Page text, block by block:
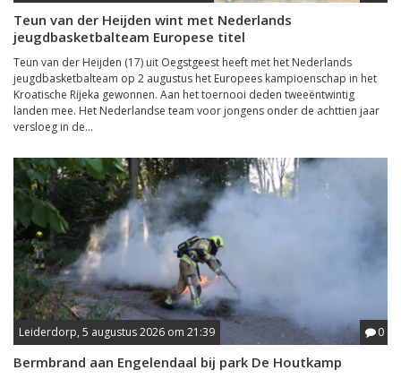
Teun van der Heijden wint met Nederlands
jeugdbasketbalteam Europese titel
Teun van der Heijden (17) uit Oegstgeest heeft met het Nederlands
jeugdbasketbalteam op 2 augustus het Europees kampioenschap in het
Kroatische Rijeka gewonnen. Aan het toernooi deden tweeëntwintig
landen mee. Het Nederlandse team voor jongens onder de achttien jaar
versloeg in de...
Leiderdorp, 5 augustus 2026 om 21:39 0
Bermbrand aan Engelendaal bij park De Houtkamp